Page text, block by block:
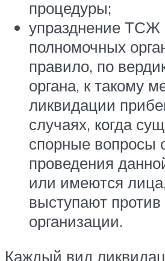
процедуры;
упразднение
полномочных
правило, по
органа, к такому
ликвидации
случаях, когда
спорные вопросы
проведения
или имеются
выступают
организации.
Каждый вид